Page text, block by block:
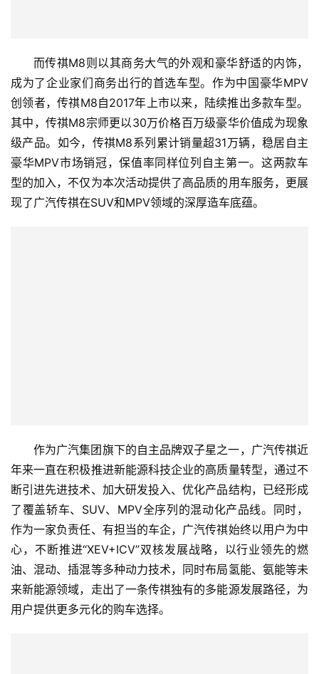
而传祺M8则以其商务大气的外观和豪华舒适的内饰，
成为了企业家们商务出行的首选车型。作为中国豪华MPV
创领者，传祺M8自2017年上市以来，陆续推出多款车型。
其中，传祺M8宗师更以30万价格百万级豪华价值成为现象
级产品。如今，传祺M8系列累计销量超31万辆，稳居自主
豪华MPV市场销冠，保值率同样位列自主第一。这两款车
型的加入，不仅为本次活动提供了高品质的用车服务，更展
现了广汽传祺在SUV和MPV领域的深厚造车底蕴。
作为广汽集团旗下的自主品牌双子星之一，广汽传祺近
年来一直在积极推进新能源科技企业的高质量转型，通过不
断引进先进技术、加大研发投入、优化产品结构，已经形成
了覆盖轿车、SUV、MPV全序列的混动化产品线。同时，
作为一家负责任、有担当的车企，广汽传祺始终以用户为中
心，不断推进“XEV+ICV”双核发展战略，以行业领先的燃
油、混动、插混等多种动力技术，同时布局氢能、氨能等未
来新能源领域，走出了一条传祺独有的多能源发展路径，为
用户提供更多元化的购车选择。